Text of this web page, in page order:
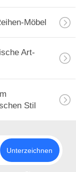
Möbel
Art-
Stil
Unterzeichnen